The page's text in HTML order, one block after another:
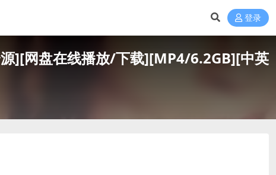
登录
][网盘在线播放/下载][MP4/6.2GB][中英